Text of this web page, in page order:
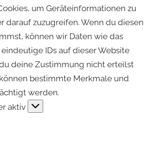
um Geräteinformationen zu
darauf zuzugreifen. Wenn du diesen
können wir Daten wie das
IDs auf dieser Website
deine Zustimmung nicht erteilst
bestimmte Merkmale und
werden.
aktiv